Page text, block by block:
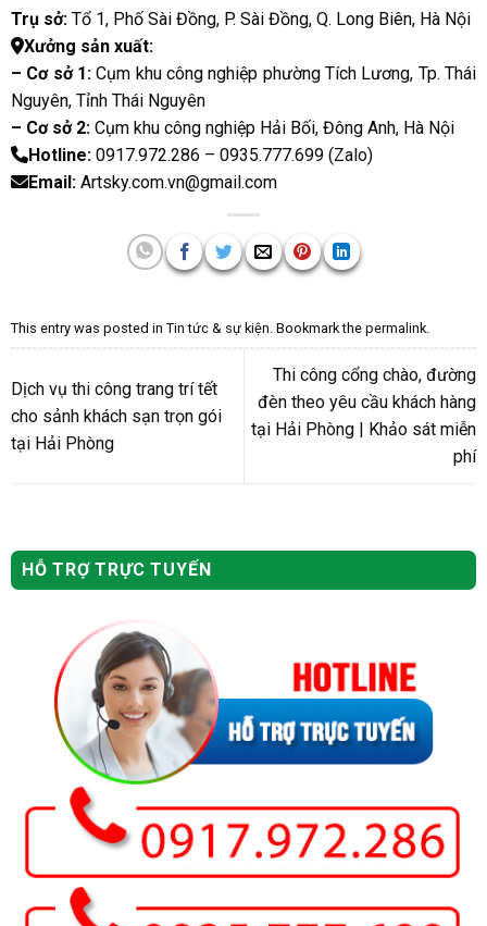
Trụ sở:Tổ 1, Phố Sài Đồng, P. Sài Đồng, Q. Long Biên, Hà Nội
Xưởng sản xuất:
– Cơ sở 1:Cụm khu công nghiệp phường Tích Lương, Tp. Thái
Nguyên, Tỉnh Thái Nguyên
– Cơ sở 2:Cụm khu công nghiệp Hải Bối, Đông Anh, Hà Nội
Hotline:0917.972.286 – 0935.777.699 (Zalo)
Email:Artsky.com.vn@gmail.com
This entry was posted in Tin tức & sự kiện . Bookmark the permalink.
Dịch vụ thi công trang trí tết
cho sảnh khách sạn trọn gói
tại Hải Phòng
Thi công cổng chào, đường
đèn theo yêu cầu khách hàng
tại Hải Phòng | Khảo sát miễn
phí
HỖ TRỢ TRỰC TUYẾN